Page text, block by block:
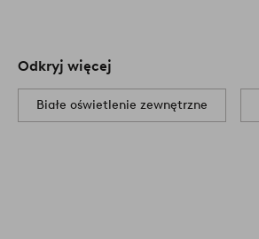
Odkryj więcej
Białe oświetlenie zewnętrzne